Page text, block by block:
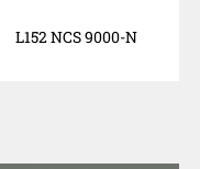
L152 NCS 9000-N